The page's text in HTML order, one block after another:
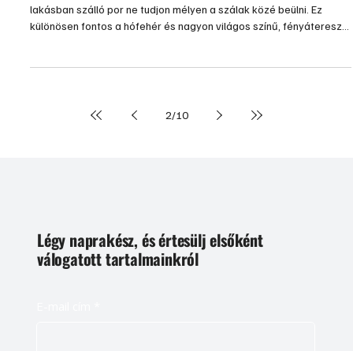
lakásban szálló por ne tudjon mélyen a szálak közé beülni. Ez
különösen fontos a hófehér és nagyon világos színű, fényáteresztő
2/10
Légy naprakész, és értesülj elsőként
válogatott tartalmainkról